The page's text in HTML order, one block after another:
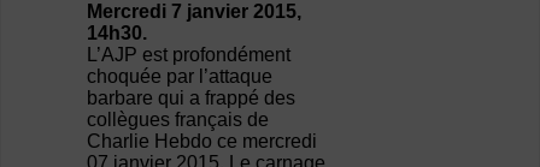
Mercredi 7 janvier 2015,
14h30.
L’AJP est profondément
choquée par l’attaque
barbare qui a frappé des
collègues français de
Charlie Hebdo ce mercredi
07 janvier 2015. Le carnage